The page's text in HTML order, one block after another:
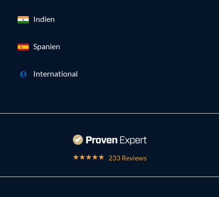
Indien
Spanien
International
233 Reviews